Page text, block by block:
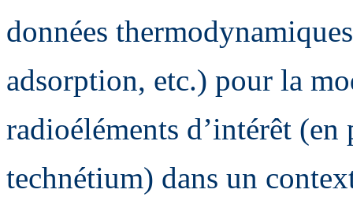
données
adsorption, etc.) pour la
radioéléments d’intérêt
technétium) dans un